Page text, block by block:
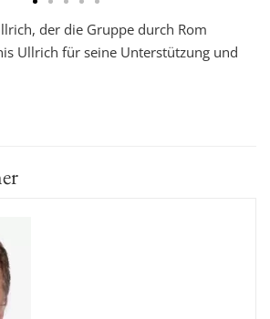
der die Gruppe durch Rom
Ullrich für seine Unterstützung und